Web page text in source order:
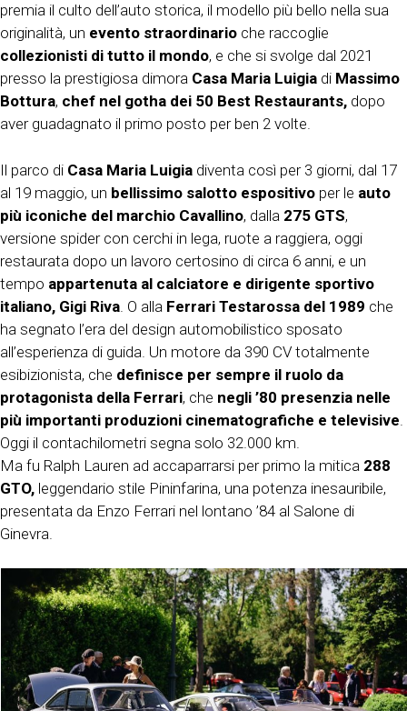
premia il culto dell’auto storica, il modello più bello nella sua
originalità, un evento straordinario che raccoglie
collezionisti di tutto il mondo, e che si svolge dal 2021
presso la prestigiosa dimora Casa Maria Luigia di Massimo
Bottura, chef nel gotha dei 50 Best Restaurants, dopo
aver guadagnato il primo posto per ben 2 volte.
Il parco di Casa Maria Luigia diventa così per 3 giorni, dal 17
al 19 maggio, un bellissimo salotto espositivo per le auto
più iconiche del marchio Cavallino, dalla 275 GTS,
versione spider con cerchi in lega, ruote a raggiera, oggi
restaurata dopo un lavoro certosino di circa 6 anni, e un
tempo appartenuta al calciatore e dirigente sportivo
italiano, Gigi Riva . O alla Ferrari Testarossa del 1989 che
ha segnato l’era del design automobilistico sposato
all’esperienza di guida. Un motore da 390 CV totalmente
esibizionista, che definisce per sempre il ruolo da
protagonista della Ferrari, che negli ’80 presenzia nelle
più importanti produzioni cinematografiche e televisive
Oggi il contachilometri segna solo 32.000 km.
Ma fu Ralph Lauren ad accaparrarsi per primo la mitica 288
GTO, leggendario stile Pininfarina, una potenza inesauribile,
presentata da Enzo Ferrari nel lontano ’84 al Salone di
Ginevra.